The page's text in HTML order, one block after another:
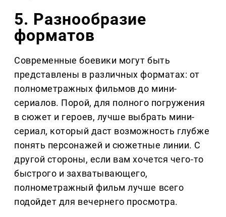
5. Разнообразие
форматов
Современные боевики могут быть
представлены в различных форматах: от
полнометражных фильмов до мини-
сериалов. Порой, для полного погружения
в сюжет и героев, лучше выбрать мини-
сериал, который даст возможность глубже
понять персонажей и сюжетные линии. С
другой стороны, если вам хочется чего-то
быстрого и захватывающего,
полнометражный фильм лучше всего
подойдет для вечернего просмотра.